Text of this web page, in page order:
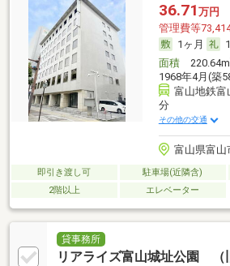
36.71 万円
管理費等
1ヶ月
面積220.64m
1968年4月(築
富山地鉄富
分
その他の交通
富山県富山
即引き渡し可 駐車場(近隣含)
2階以上
エレベーター
貸事務所
リアライズ富山城址公園